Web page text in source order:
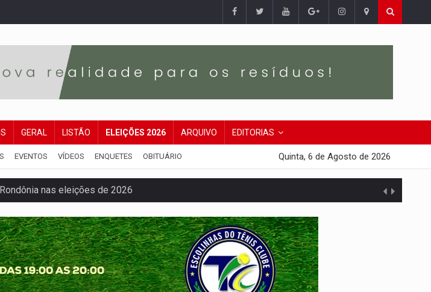
GERAL LISTÃO ELEIÇÕES 2026 ARQUIVO EDITORIAS
EVENTOS VÍDEOS ENQUETES OBITUÁRIO Quinta, 6 de Agosto de 2026
nas eleições de 2026
neste sábado
em Rondônia
policial